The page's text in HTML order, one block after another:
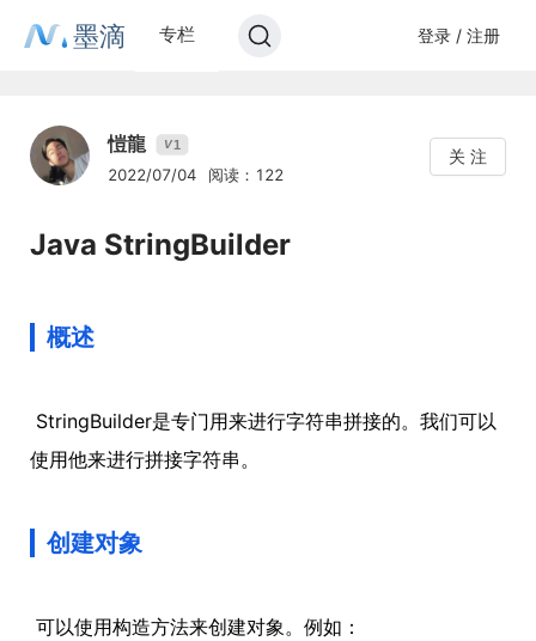
墨滴 专栏 登录 / 注册
愷龍 V1
2022/07/04 阅读：122
关 注
Java StringBuilder
概述
​ StringBuilder是专门用来进行字符串拼接的。我们可以
使用他来进行拼接字符串。
创建对象
​ 可以使用构造方法来创建对象。例如：